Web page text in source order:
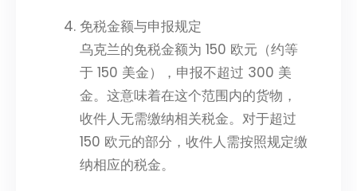
免税金额与申报规定
乌克兰的免税金额为 150 欧元（约等
于 150 美金），申报不超过 300 美
金。这意味着在这个范围内的货物，
收件人无需缴纳相关税金。对于超过
150 欧元的部分，收件人需按照规定缴
纳相应的税金。